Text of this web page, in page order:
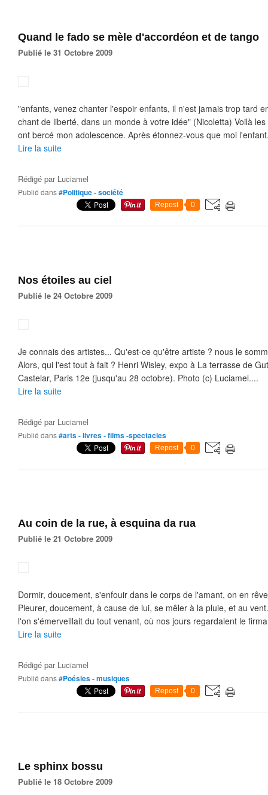
Quand le fado se mèle d'accordéon et de tango
Publié le 31 Octobre 2009
"enfants, venez chanter l'espoir enfants, il n'est jamais trop tard
chant de liberté, dans un monde à votre idée" (Nicoletta) Voilà
ont bercé mon adolescence. Après étonnez-vous que moi
Lire la suite
Rédigé par Luciamel
Publié dans#Politique - société
Repost 0
Nos étoiles au ciel
Publié le 24 Octobre 2009
Je connais des artistes... Qu'est-ce qu'être artiste ? nous le
Alors, qui l'est tout à fait ? Henri Wisley, expo à La terrasse de
Castelar, Paris 12e (jusqu'au 28 octobre). Photo (c) Luciamel....
Lire la suite
Rédigé par Luciamel
Publié dans#arts - livres - films -spectacles
Repost 0
Au coin de la rue, à esquina da rua
Publié le 21 Octobre 2009
Dormir, doucement, s'enfouir dans le corps de l'amant, on en
Pleurer, doucement, à cause de lui, se mêler à la pluie, et au
l'on s'émerveillait du tout venant, où nos jours regardaient le
Lire la suite
Rédigé par Luciamel
Publié dans#Poésies - musiques
Repost 0
Le sphinx bossu
Publié le 18 Octobre 2009